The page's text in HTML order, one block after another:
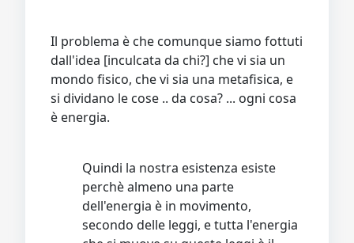
Il problema è che comunque siamo fottuti
dall'idea [inculcata da chi?] che vi sia un
mondo fisico, che vi sia una metafisica, e
si dividano le cose .. da cosa? ... ogni cosa
è energia.
Quindi la nostra esistenza esiste
perchè almeno una parte
dell'energia è in movimento,
secondo delle leggi, e tutta l'energia